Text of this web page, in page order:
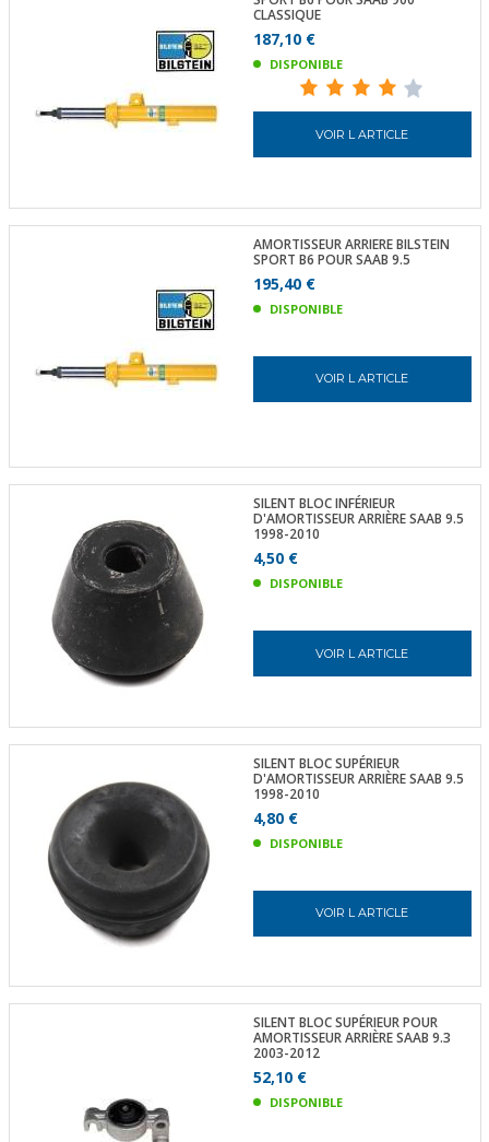
CLASSIQUE
187,10 €
DISPONIBLE
VOIR L ARTICLE
AMORTISSEUR ARRIERE BILSTEIN
SPORT B6 POUR SAAB 9.5
195,40 €
DISPONIBLE
VOIR L ARTICLE
SILENT BLOC INFÉRIEUR
D'AMORTISSEUR ARRIÈRE SAAB 9.5
1998-2010
4,50 €
DISPONIBLE
VOIR L ARTICLE
SILENT BLOC SUPÉRIEUR
D'AMORTISSEUR ARRIÈRE SAAB 9.5
1998-2010
4,80 €
DISPONIBLE
VOIR L ARTICLE
SILENT BLOC SUPÉRIEUR POUR
AMORTISSEUR ARRIÈRE SAAB 9.3
2003-2012
52,10 €
DISPONIBLE